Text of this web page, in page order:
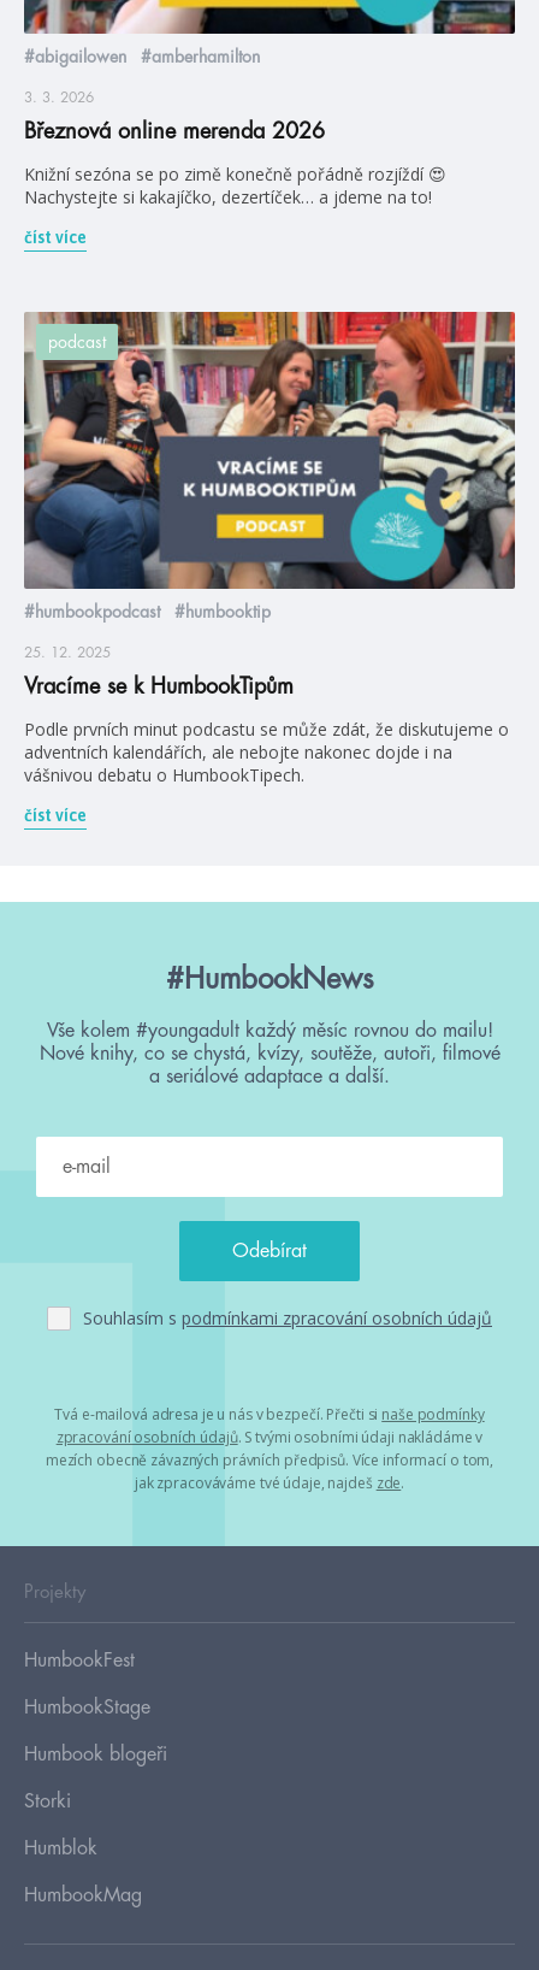
#abigailowen #amberhamilton
3. 3. 2026
Březnová online merenda 2026
Knižní sezóna se po zimě konečně pořádně rozjíždí 😍
Nachystejte si kakajíčko, dezertíček… a jdeme na to!
číst více
podcast
#humbookpodcast #humbooktip
25. 12. 2025
Vracíme se k HumbookTipům
Podle prvních minut podcastu se může zdát, že diskutujeme o
adventních kalendářích, ale nebojte nakonec dojde i na
vášnivou debatu o HumbookTipech.
číst více
#HumbookNews
Vše kolem #youngadult každý měsíc rovnou do mailu!
Nové knihy, co se chystá, kvízy, soutěže, autoři, filmové
a seriálové adaptace a další.
Souhlasím s podmínkami zpracování osobních údajů
Tvá e-mailová adresa je u nás v bezpečí. Přečti si naše podmínky
zpracování osobních údajů. S tvými osobními údaji nakládáme v
mezích obecně závazných právních předpisů. Více informací o tom,
jak zpracováváme tvé údaje, najdeš zde.
Projekty
HumbookFest
HumbookStage
Humbook blogeři
Storki
Humblok
HumbookMag